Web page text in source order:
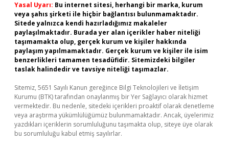
Yasal Uyarı: Bu internet sitesi, herhangi bir marka, kurum
veya şahıs şirketi ile hiçbir bağlantısı bulunmamaktadır.
Sitede yalnızca kendi hazırladığımız makaleler
paylaşılmaktadır. Burada yer alan içerikler haber niteliği
taşımamakta olup, gerçek kurum ve kişiler hakkında
paylaşım yapılmamaktadır. Gerçek kurum ve kişiler ile isim
benzerlikleri tamamen tesadüfidir. Sitemizdeki bilgiler
taslak halindedir ve tavsiye niteliği taşımazlar.
Sitemiz, 5651 Sayılı Kanun gereğince Bilgi Teknolojileri ve İletişim
Kurumu (BTK) tarafından onaylanmış bir Yer Sağlayıcı olarak hizmet
vermektedir. Bu nedenle, sitedeki içerikleri proaktif olarak denetleme
veya araştırma yükümlülüğümüz bulunmamaktadır. Ancak, üyelerimiz
yazdıkları içeriklerin sorumluluğunu taşımakta olup, siteye üye olarak
bu sorumluluğu kabul etmiş sayılırlar.